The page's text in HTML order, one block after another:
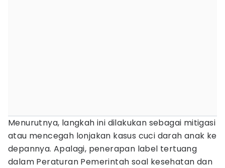
Menurutnya, langkah ini dilakukan sebagai mitigasi
atau mencegah lonjakan kasus cuci darah anak ke
depannya. Apalagi, penerapan label tertuang
dalam Peraturan Pemerintah soal kesehatan dan